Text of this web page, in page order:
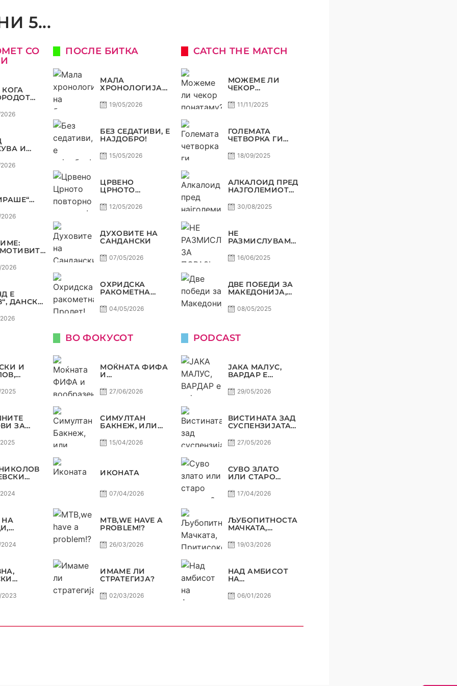
5...
СО
А
И
НА
ВО
ДАГУР
Е
ДАНСКА
И
СЕ
ПОСЛЕ БИТКА
МАЛА
ХРОНОЛОГИЈА
ЗА СВЕТСКО
19/05/2026
БЕЗ СЕДАТИВИ, Е
НАЈДОБРО!
15/05/2026
ЦРВЕНО
ЦРНОТО
МОДА!
12/05/2026
ДУХОВИТЕ НА
САНДАНСКИ
07/05/2026
ОХРИДСКА
РАКОМЕТНА
04/05/2026
CATCH THE MATCH
МОЖЕМЕ ЛИ
ЧЕКОР
11/11/2025
ГОЛЕМАТА
ЧЕТВОРКА ГИ
КОПЈАТА
18/09/2025
АЛКАЛОИД ПРЕД
НАЈГОЛЕМИОТ
ПРЕДИЗВИК!
30/08/2025
НЕ
РАЗМИСЛУВАМЕ
СТОЈАНОВИЌ
16/06/2025
ДВЕ ПОБЕДИ ЗА
МАКЕДОНИЈА,
СМЕЕ ДА ИМА!
08/05/2025
И
НА
ЗА
24/25 СО
СЛАВЕ
ДА
НА
ЏОЛЕ
ВО ФОКУСОТ
МОЌНАТА ФИФА
И
ЕХФ27/06/2026
СИМУЛТАН
БАКНЕЖ, ИЛИ
ПОСТОЈАНО СЕ
СЛУША ЕХФ
15/04/2026
ИКОНАТА
07/04/2026
МТВ,WE HAVE A
PROBLEM!?
26/03/2026
ИМАМЕ ЛИ
СТРАТЕГИЈА?
02/03/2026
PODCAST
ЈАКА МАЛУС,
ВАРДАР Е
КЛУБ НА
БАЛКАНОТ!
29/05/2026
ВИСТИНАТА ЗАД
СУСПЕНЗИЈАТА
НИКОЛОВ! САМО
РАКОМЕТ С5Е8
27/05/2026
СУВО ЗЛАТО
ИЛИ СТАРО
РАКОМЕТ С5Е7
17/04/2026
ЉУБОПИТНОСТА
МАЧКАТА,
ПЕЛИСТЕР ?
САМО РАКОМЕТ
19/03/2026
НАД АМБИСОТ
НА
САМО РАКОМЕТ
ПОДКАСТ С5E5
06/01/2026